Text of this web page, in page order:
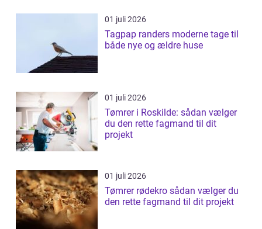
01 juli 2026
Tagpap randers moderne tage til
både nye og ældre huse
01 juli 2026
Tømrer i Roskilde: sådan vælger
du den rette fagmand til dit
projekt
01 juli 2026
Tømrer rødekro sådan vælger du
den rette fagmand til dit projekt